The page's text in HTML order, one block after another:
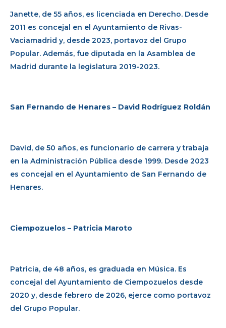
Janette, de 55 años, es licenciada en Derecho. Desde
2011 es concejal en el Ayuntamiento de Rivas-
Vaciamadrid y, desde 2023, portavoz del Grupo
Popular. Además, fue diputada en la Asamblea de
Madrid durante la legislatura 2019-2023.
San Fernando de Henares – David Rodríguez Roldán
David, de 50 años, es funcionario de carrera y trabaja
en la Administración Pública desde 1999. Desde 2023
es concejal en el Ayuntamiento de San Fernando de
Henares.
Ciempozuelos – Patricia Maroto
Patricia, de 48 años, es graduada en Música. Es
concejal del Ayuntamiento de Ciempozuelos desde
2020 y, desde febrero de 2026, ejerce como portavoz
del Grupo Popular.